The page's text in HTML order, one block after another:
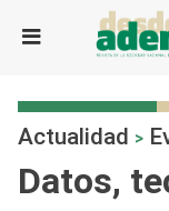
Actualidad >
Datos,